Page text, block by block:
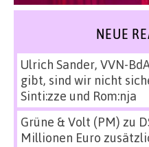
NEUE
Ulrich Sander, VVN-
gibt, sind wir nicht
Sinti:zze und Rom:nja
Grüne & Volt (PM) zu
Millionen Euro